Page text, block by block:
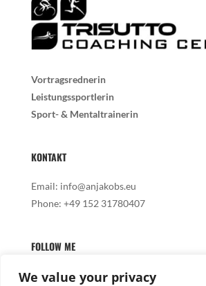
We value your privacy
Vortragsrednerin
Leistungssportlerin
Sport- & Mentaltrainerin
KONTAKT
Email: info@anjakobs.eu
Phone: +49 152 31780407
FOLLOW ME